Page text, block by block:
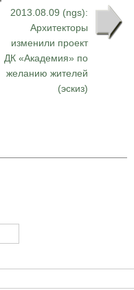
2013.08.09 (ngs):
Архитекторы
изменили проект
ДК «Академия» по
желанию жителей
(эскиз)